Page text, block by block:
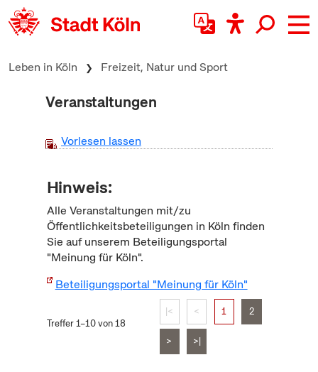
zum Inhalt springen
Leben in Köln Freizeit, Natur und Sport
Veranstaltungen
Vorlesen lassen
Hinweis:
Alle Veranstaltungen mit/zu
Öffentlichkeitsbeteiligungen in Köln finden
Sie auf unserem Beteiligungsportal
"Meinung für Köln".
Beteiligungsportal "Meinung für Köln"
Treffer 1–10 von 18
|< < 1 2
> >|